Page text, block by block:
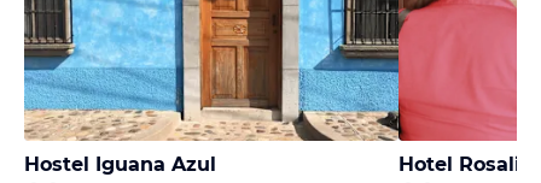
Hostel Iguana Azul Hotel Rosalila